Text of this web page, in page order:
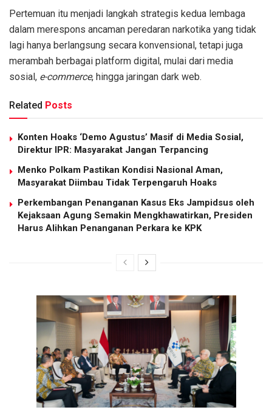
Pertemuan itu menjadi langkah strategis kedua lembaga
dalam merespons ancaman peredaran narkotika yang tidak
lagi hanya berlangsung secara konvensional, tetapi juga
merambah berbagai platform digital, mulai dari media
sosial, e-commerce, hingga jaringan dark web.
Related Posts
Konten Hoaks ‘Demo Agustus’ Masif di Media Sosial,
Direktur IPR: Masyarakat Jangan Terpancing
Menko Polkam Pastikan Kondisi Nasional Aman,
Masyarakat Diimbau Tidak Terpengaruh Hoaks
Perkembangan Penanganan Kasus Eks Jampidsus oleh
Kejaksaan Agung Semakin Mengkhawatirkan, Presiden
Harus Alihkan Penanganan Perkara ke KPK